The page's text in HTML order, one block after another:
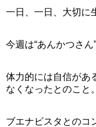
一日、一日、大切に
今週は“あんかつさん
体力的には自信があ
なくなったとのこと。
ブエナビスタとのコ